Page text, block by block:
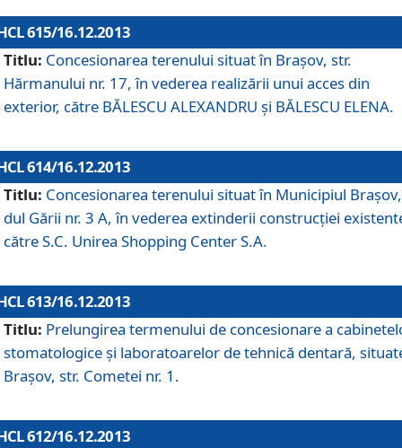
615/16.12.2013
Titlu: Concesionarea terenului situat în Braşov, str.
Hărmanului nr. 17, în vederea realizării unui acces din
exterior, către BĂLESCU ALEXANDRU şi BĂLESCU ELENA.
614/16.12.2013
Titlu: Concesionarea terenului situat în Municipiul
dul Gării nr. 3 A, în vederea extinderii construcţiei
către S.C. Unirea Shopping Center S.A.
613/16.12.2013
Titlu: Prelungirea termenului de concesionare a
stomatologice şi laboratoarelor de tehnică dentară,
Braşov, str. Cometei nr. 1.
612/16.12.2013